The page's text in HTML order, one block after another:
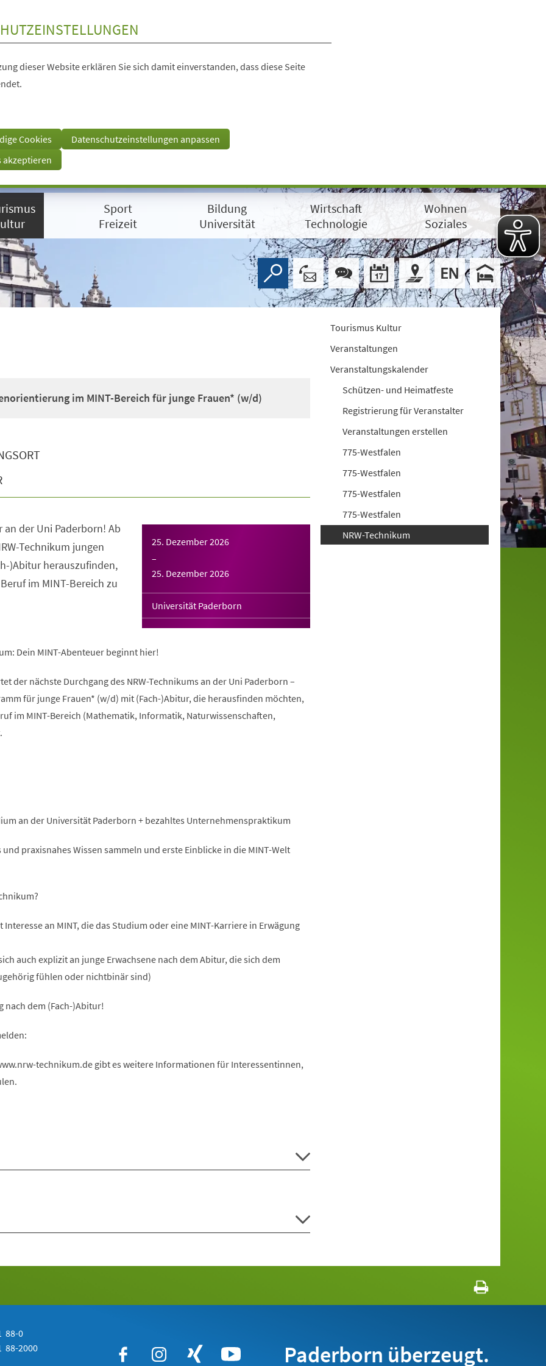
dieser Website erklären Sie sich damit einverstanden, dass diese Seite
Cookies
Datenschutzeinstellungen anpassen
akzeptieren
Sport
Freizeit
Bildung
Universität
Wirtschaft
Technologie
Wohnen
Soziales
im MINT-Bereich für junge Frauen* (w/d)
25. Dezember 2026
–
25. Dezember 2026
Universität Paderborn
an der Uni Paderborn! Ab
Technikum jungen
)Abitur herauszufinden,
im MINT-Bereich zu
Dein MINT-Abenteuer beginnt hier!
der nächste Durchgang des NRW-Technikums an der Uni Paderborn –
für junge Frauen* (w/d) mit (Fach-)Abitur, die herausfinden möchten,
im MINT-Bereich (Mathematik, Informatik, Naturwissenschaften,
an der Universität Paderborn + bezahltes Unternehmenspraktikum
praxisnahes Wissen sammeln und erste Einblicke in die MINT-Welt
an MINT, die das Studium oder eine MINT-Karriere in Erwägung
auch explizit an junge Erwachsene nach dem Abitur, die sich dem
fühlen oder nichtbinär sind)
dem (Fach-)Abitur!
technikum.de gibt es weitere Informationen für Interessentinnen,
Tourismus Kultur
Veranstaltungen
Veranstaltungskalender
Schützen- und Heimatfeste
Registrierung für Veranstalter
Veranstaltungen erstellen
775-Westfalen
775-Westfalen
775-Westfalen
775-Westfalen
NRW-Technikum
88-0
88-2000 Paderborn überzeugt.